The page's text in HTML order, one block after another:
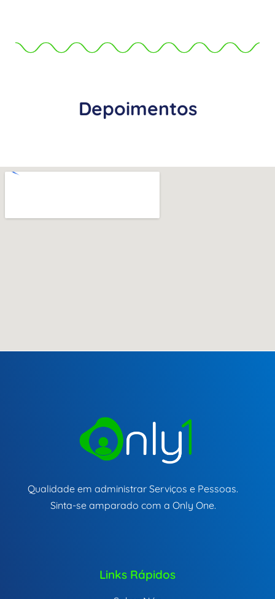
Depoimentos
Qualidade em administrar Serviços e Pessoas.
Sinta-se amparado com a Only One.
Links Rápidos